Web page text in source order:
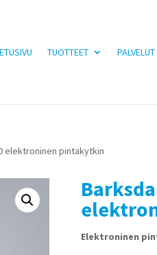
ETUSIVU TUOTTEET PALVELUT
elektroninen pintakytkin
Elektroninen